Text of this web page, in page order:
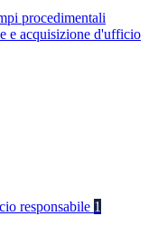
procedimentali
e acquisizione d'ufficio
responsabile 1